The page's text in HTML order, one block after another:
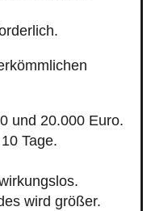
und 20.000 Euro.
Tage.
wird größer.